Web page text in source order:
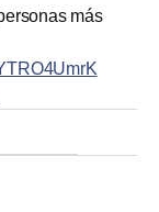
más